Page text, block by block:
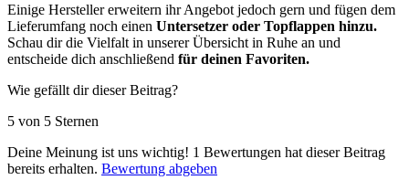
Einige Hersteller erweitern ihr Angebot jedoch gern und fügen dem
Lieferumfang noch einen Untersetzer oder Topflappen hinzu.
Schau dir die Vielfalt in unserer Übersicht in Ruhe an und
entscheide dich anschließend für deinen Favoriten.
Wie gefällt dir dieser Beitrag?
5 von 5 Sternen
Deine Meinung ist uns wichtig! 1 Bewertungen hat dieser Beitrag
bereits erhalten. Bewertung abgeben